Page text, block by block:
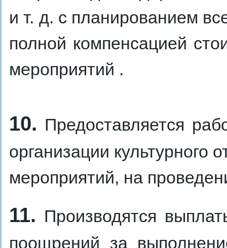
и т. д. с планированием
полной компенсацией
мероприятий .
10. Предоставляется
организации культурного
мероприятий, на
11. Производятся
поощрений за